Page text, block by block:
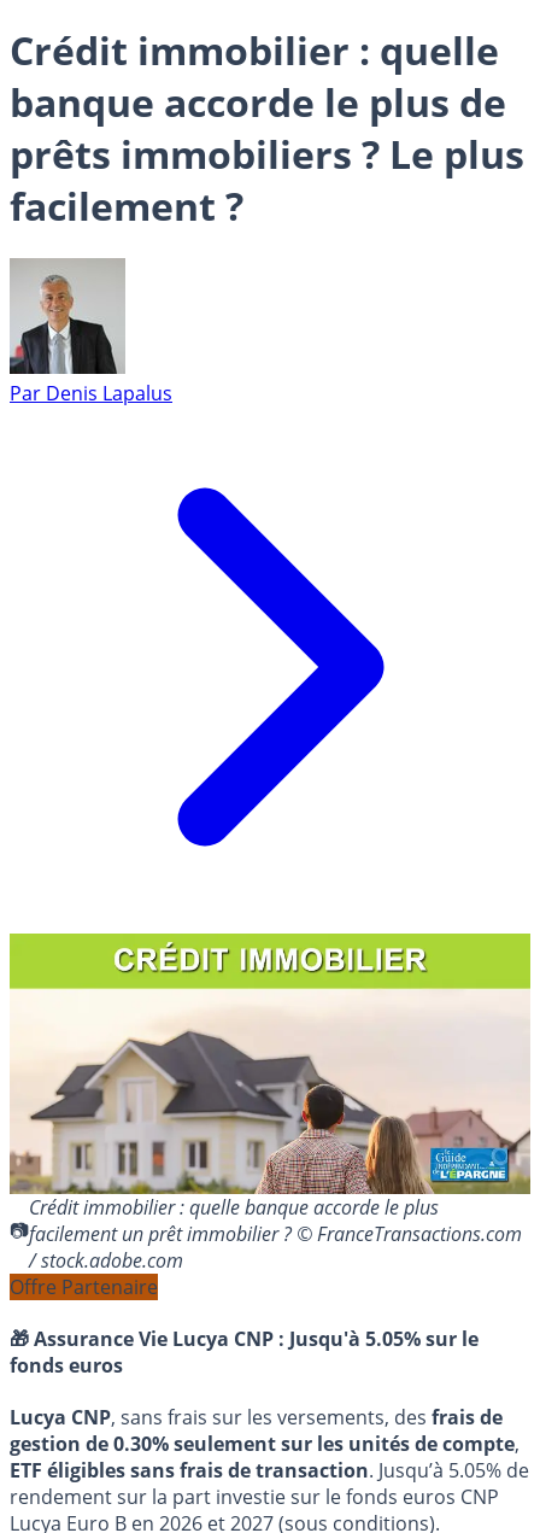
Crédit immobilier : quelle
banque accorde le plus de
prêts immobiliers ? Le plus
facilement ?
Par Denis Lapalus
Crédit immobilier : quelle banque accorde le plus
facilement un prêt immobilier ? © FranceTransactions.com
/ stock.adobe.com
Offre Partenaire
🎁 Assurance Vie Lucya CNP : Jusqu'à 5.05% sur le
fonds euros
Lucya CNP, sans frais sur les versements, des frais de
gestion de 0.30% seulement sur les unités de compte,
ETF éligibles sans frais de transaction. Jusqu’à 5.05% de
rendement sur la part investie sur le fonds euros CNP
Lucya Euro B en 2026 et 2027 (sous conditions).